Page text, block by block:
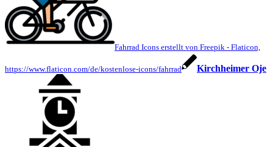
Fahrrad Icons erstellt von Freepik - Flaticon,
https://www.flaticon.com/de/kostenlose-icons/fahrrad Kirchheimer Oje